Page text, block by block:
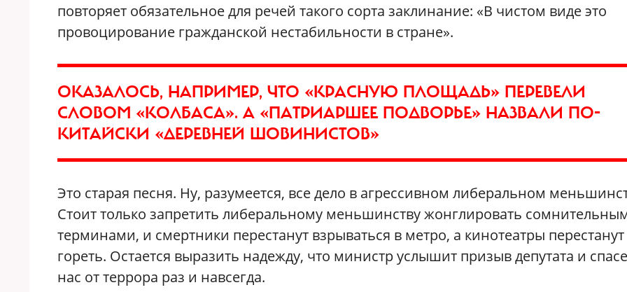
повторяет обязательное для речей такого сорта заклинание: «В чистом виде это
провоцирование гражданской нестабильности в стране».
ОКАЗАЛОСЬ, НАПРИМЕР, ЧТО «КРАСНУЮ ПЛОЩАДЬ» ПЕРЕВЕЛИ
СЛОВОМ «КОЛБАСА». А «ПАТРИАРШЕЕ ПОДВОРЬЕ» НАЗВАЛИ ПО-
КИТАЙСКИ «ДЕРЕВНЕЙ ШОВИНИСТОВ»
Это старая песня. Ну, разумеется, все дело в агрессивном либеральном
Стоит только запретить либеральному меньшинству жонглировать
терминами, и смертники перестанут взрываться в метро, а кинотеатры перестанут
гореть. Остается выразить надежду, что министр услышит призыв депутата и
нас от террора раз и навсегда.